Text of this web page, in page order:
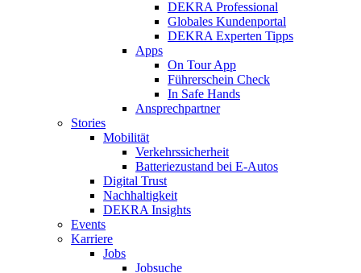
DEKRA Professional
Globales Kundenportal
DEKRA Experten Tipps
Apps
On Tour App
Führerschein Check
In Safe Hands
Ansprechpartner
Stories
Mobilität
Verkehrssicherheit
Batteriezustand bei E-Autos
Digital Trust
Nachhaltigkeit
DEKRA Insights
Events
Karriere
Jobs
Jobsuche